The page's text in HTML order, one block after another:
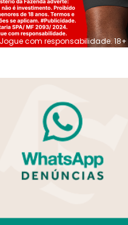
Jogue com responsabilidade. 18+